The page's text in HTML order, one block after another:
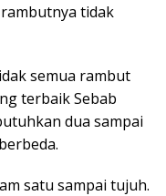
tidak
semua rambut
terbaik Sebab
dua sampai
satu sampai tujuh.